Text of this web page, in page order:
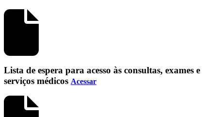
Lista de espera para acesso às consultas, exames e
serviços médicos Acessar